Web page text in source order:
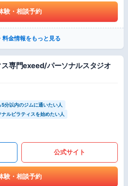
験・相談予約
料金情報をもっと見る
専門exeed/パーソナルスタジオ
5分以内のジムに通いたい人
ナルピラティスを始めたい人
公式サイト
験・相談予約